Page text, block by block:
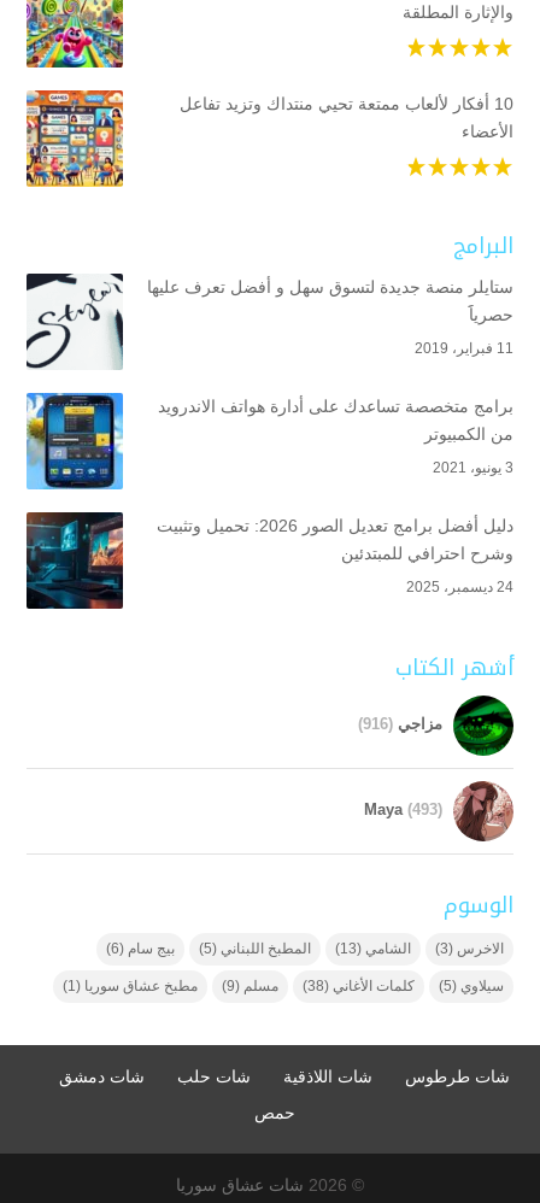
والإثارة المطلقة
10 أفكار لألعاب ممتعة تحيي منتداك وتزيد تفاعل
الأعضاء
البرامج
ستايلر منصة جديدة لتسوق سهل و أفضل تعرف عليها
حصرياََ
11 فبراير، 2019
برامج متخصصة تساعدك على أدارة هواتف الاندرويد
من الكمبيوتر
3 يونيو، 2021
دليل أفضل برامج تعديل الصور 2026: تحميل وتثبيت
وشرح احترافي للمبتدئين
24 ديسمبر، 2025
أشهر الكتاب
مزاجي (916)
Maya (493)
الوسوم
الاخرس (3) الشامي (13) المطبخ اللبناني (5) بيج سام (6)
سيلاوي (5) كلمات الأغاني (38) مسلم (9) مطبخ عشاق سوريا (1)
شات طرطوس شات اللاذقية شات حلب
شات دمشق
حمص
© 2026 شات عشاق سوريا